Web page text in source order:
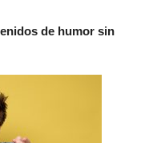
de humor sin